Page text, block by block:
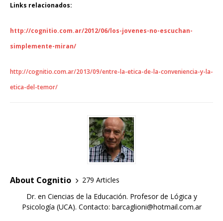
Links relacionados:
http://cognitio.com.ar/2012/06/los-jovenes-no-escuchan-
simplemente-miran/
http://cognitio.com.ar/2013/09/entre-la-etica-de-la-conveniencia-y-la-
etica-del-temor/
About Cognitio
279 Articles
Dr. en Ciencias de la Educación. Profesor de Lógica y
Psicología (UCA). Contacto: barcaglioni@hotmail.com.ar